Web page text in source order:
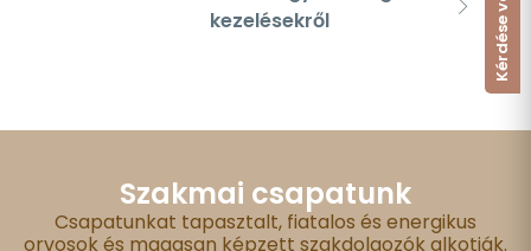
kezelésekről
Szakmai csapatunk
Csapatunkat tapasztalt, fiatalos és energikus
orvosok és magasan képzett szakdolgozók alkotják.
Kérdése van?